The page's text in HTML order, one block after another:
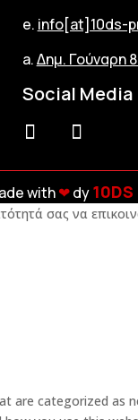
e. info[at]10ds-
a.Δημ. Γούναρη
Social Media
with❤︎dy
σας να
categorized as